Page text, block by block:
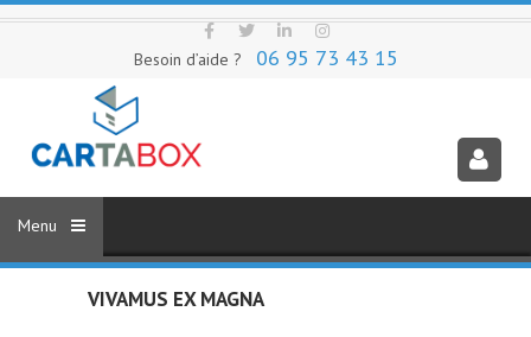
Besoin d’aide ? 06 95 73 43 15
VIVAMUS EX MAGNA